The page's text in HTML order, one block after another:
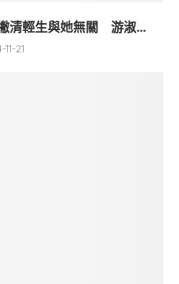
清輕生與她無關 游淑...
21